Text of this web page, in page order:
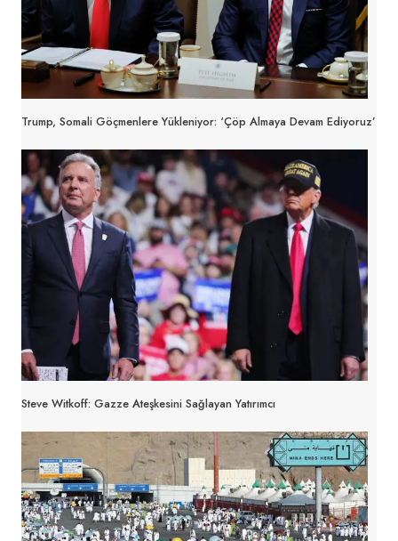
Trump, Somali Göçmenlere Yükleniyor: ‘Çöp Almaya Devam Ediyoruz’
Steve Witkoff: Gazze Ateşkesini Sağlayan Yatırımcı